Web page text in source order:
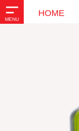
HOME
MENU
Hagyományos